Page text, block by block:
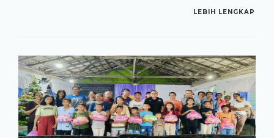
LEBIH LENGKAP